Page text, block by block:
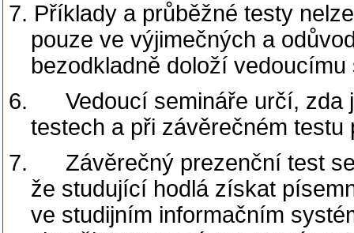
7. Příklady a průběžné testy
pouze ve výjimečných a
bezodkladně doloží vedoucímu
6.
Vedoucí semináře určí,
testech a při závěrečném
7.
Závěrečný prezenční test
že studující hodlá získat
ve studijním informačním